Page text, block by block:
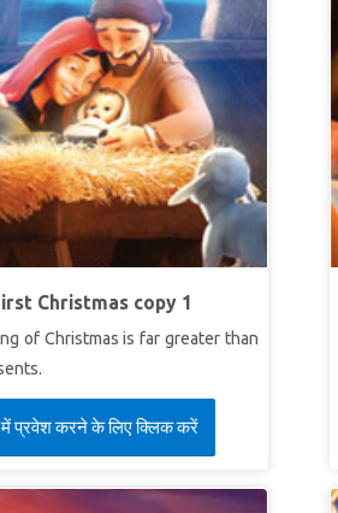
Christmas copy 1
of Christmas is far greater than
में प्रवेश करने के लिए क्लिक करें